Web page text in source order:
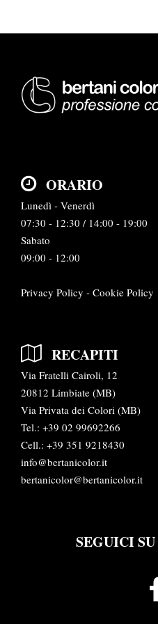
ORARIO
Lunedì - Venerdì
07:30 - 12:30 / 14:00 - 19:00
Sabato
09:00 - 12:00
Privacy Policy - Cookie Policy
RECAPITI
Via Fratelli Cairoli, 12
20812 Limbiate (MB)
Via Privata dei Colori (MB)
Tel.: +39 02 99692266
Cell.: +39 351 9218430
info@bertanicolor.it
bertanicolor@bertanicolor.it
SEGUICI